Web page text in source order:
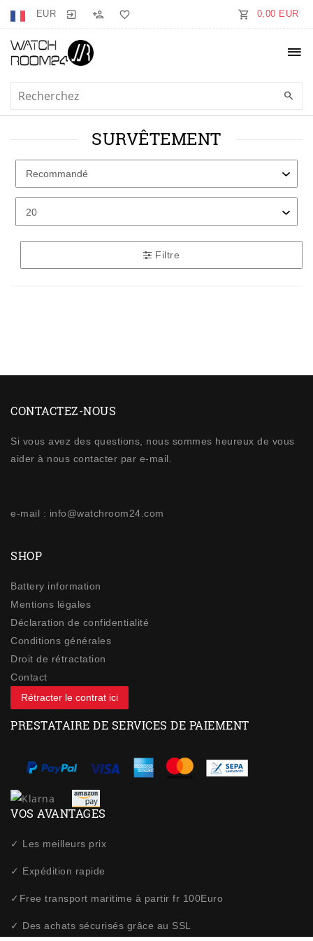
EUR 0,00 EUR
SURVÊTEMENT
Filtre
CONTACTEZ-NOUS
Si vous avez des questions, nous sommes heureux de vous
aider à nous contacter par e-mail.
e-mail : info@watchroom24.com
SHOP
Battery information
Mentions légales
Déclaration de confidentialité
Conditions générales
Droit de rétractation
Contact
Rétracter le contrat ici
PRESTATAIRE DE SERVICES DE PAIEMENT
VOS AVANTAGES
✓ Les meilleurs prix
✓ Expédition rapide
✓Free transport maritime à partir fr 100Euro
✓ Des achats sécurisés grâce au SSL